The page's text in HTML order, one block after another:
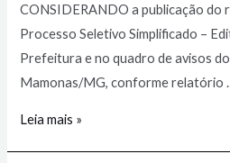
CONSIDERANDO a publicação do
Processo Seletivo Simplificado –
Prefeitura e no quadro de avisos
Mamonas/MG, conforme relatório
Leia mais »